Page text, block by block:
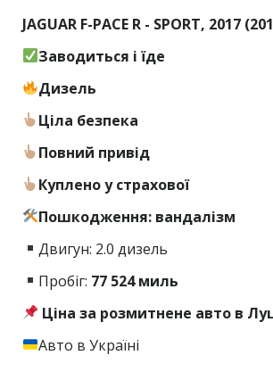
JAGUAR F-PACE R - SPORT, 2017
Заводиться і їде
Дизель
Ціла безпека
Повний привід
Куплено у страхової
Пошкодження: вандалізм
Двигун: 2.0 дизель
Пробіг: 77 524 миль
Ціна за розмитнене авто в
Авто в Україні